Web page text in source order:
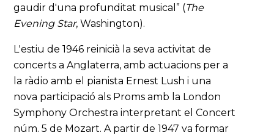
gaudir d'una profunditat musical” (The
Evening Star, Washington).
L'estiu de 1946 reinicià la seva activitat de
concerts a Anglaterra, amb actuacions per a
la ràdio amb el pianista Ernest Lush i una
nova participació als Proms amb la London
Symphony Orchestra interpretant el Concert
núm. 5 de Mozart. A partir de 1947 va formar